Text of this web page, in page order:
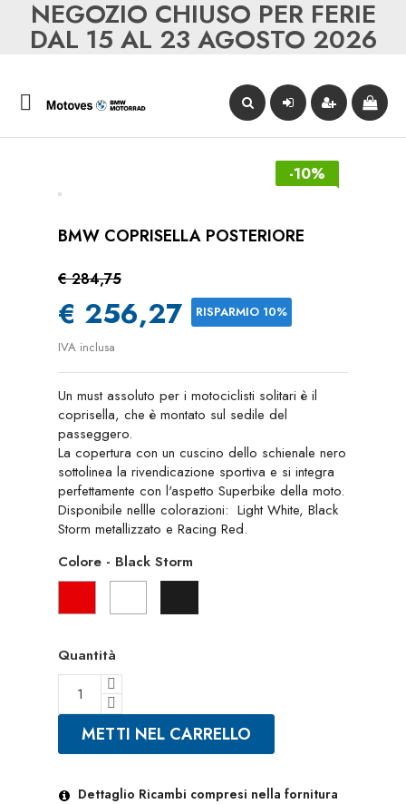
NEGOZIO CHIUSO PER FERIE
DAL 15 AL 23 AGOSTO 2026

-10%
BMW COPRISELLA POSTERIORE
€ 284,75
€ 256,27 RISPARMIO 10%
IVA inclusa
Un must assoluto per i motociclisti solitari è il
coprisella, che è montato sul sedile del
passeggero.
La copertura con un cuscino dello schienale nero
sottolinea la rivendicazione sportiva e si integra
perfettamente con l'aspetto Superbike della moto.
Disponibile nellle colorazioni: Light White, Black
Storm metallizzato e Racing Red.
Colore - Black Storm
Quantità
METTI NEL CARRELLO
Dettaglio Ricambi compresi nella fornitura